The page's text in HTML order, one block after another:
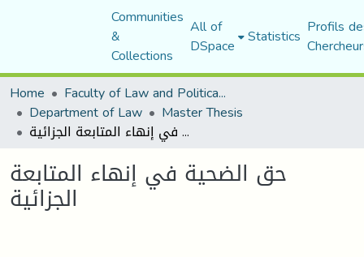
Communities
&
Collections
All of
DSpace Statistics Profils
Home
Faculty of Law and Political Science
Department of Law Master Thesis
حق الضحية في إنهاء المتابعة الجزائية
حق الضحية في إنهاء المتابعة
الجزائية